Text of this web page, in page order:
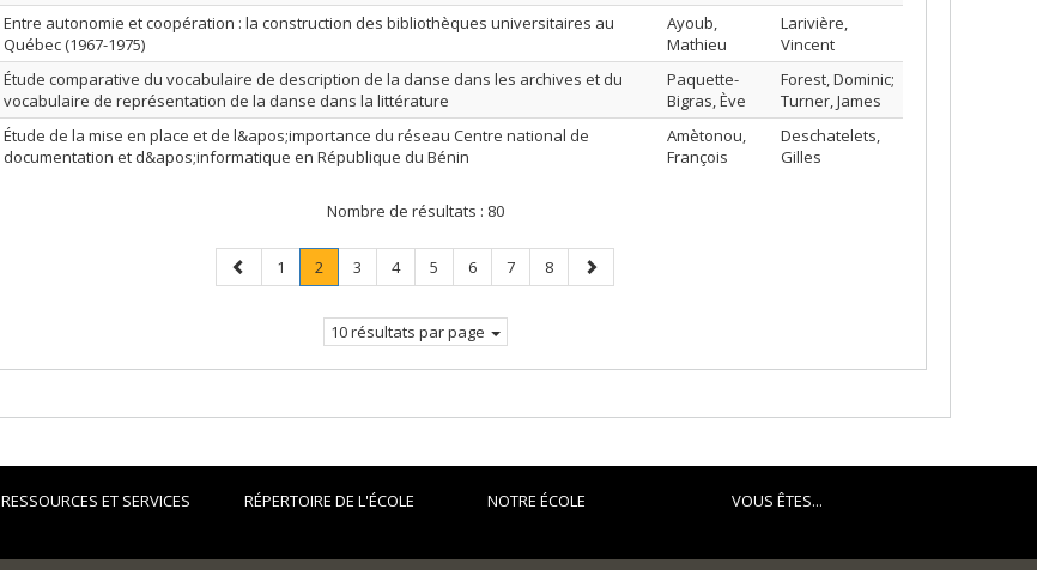
Entre autonomie et coopération : la construction des bibliothèques universitaires au
Québec (1967-1975)
Ayoub,
Mathieu
Larivière,
Vincent
Étude comparative du vocabulaire de description de la danse dans les archives et du
vocabulaire de représentation de la danse dans la littérature
Paquette-
Bigras, Ève
Forest, Dominic;
Turner, James
Étude de la mise en place et de l&apos;importance du réseau Centre national de
documentation et d&apos;informatique en République du Bénin
Amètonou,
François
Deschatelets,
Gilles
Nombre de résultats : 80
Page
précédente
Page
1 Page
2
Page
Page
3 Page
4 Page
5 Page
6 Page
7 Page
8
Page
suivante
10 résultats par page
RESSOURCES ET SERVICES RÉPERTOIRE DE L'ÉCOLE NOTRE ÉCOLE VOUS ÊTES...